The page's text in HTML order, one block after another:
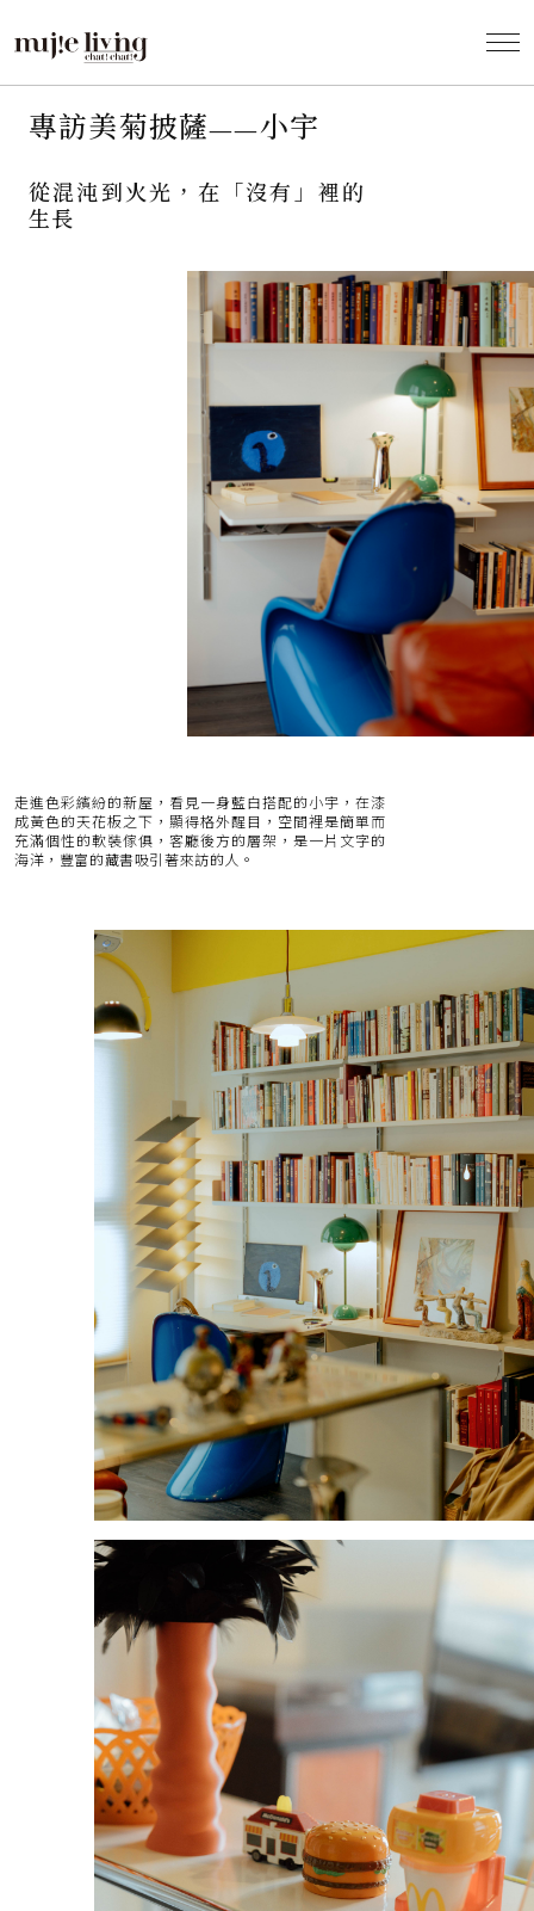
專訪美菊披薩——小宇
從混沌到火光，在「沒有」裡的
生長
走進色彩繽紛的新屋，看見一身藍白搭配的小宇，在漆
成黃色的天花板之下，顯得格外醒目，空間裡是簡單而
充滿個性的軟裝傢俱，客廳後方的層架，是一片文字的
海洋，豐富的藏書吸引著來訪的人。